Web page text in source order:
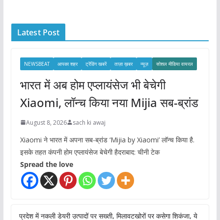
e
Latest Post
NEWSBEAT आपका शहर ट्रेंडिंग खबरें ताज़ा ख़बर न्यूज़ सोशल मीडिया वायरल
भारत में अब होम एप्लायंसेज भी बेचेगी
Xiaomi, लॉन्च किया नया Mijia सब-ब्रांड
August 8, 2026 sach ki awaj
Xiaomi ने भारत में अपना सब-ब्रांड ‘Mijia by Xiaomi’ लॉन्च किया है.
इसके तहत कंपनी होम एप्लायंसेज बेचेगी हैदराबाद: चीनी टेक
Spread the love
प्रदेश में नकली डेयरी उत्पादों पर सख्ती, मिलावटखोरों पर कसेगा शिकंजा, ये